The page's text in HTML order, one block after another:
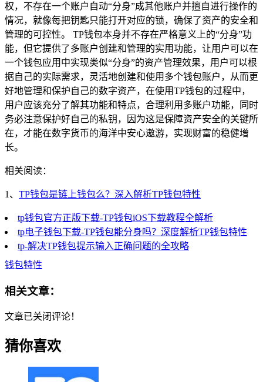
权，不存在一个账户自动“分身”成其他账户并擅自进行操作的
情况，就像每把钥匙只能打开对应的锁，确保了资产的安全和
管理的可控性。 TP钱包本身并不存在严格意义上的“分身”功
能，但它提供了多账户创建和管理的实用功能，让用户可以在
一个钱包应用中实现类似“分身”的资产管理效果，用户可以根
据自己的实际需求，灵活地创建和使用多个钱包账户，从而更
好地管理和保护自己的数字资产，在使用TP钱包的过程中，
用户应该充分了解其功能和特点，合理利用多账户功能，同时
务必注意保护好自己的私钥，因为这是保障资产安全的关键所
在，才能在数字货币的海洋中安心遨游，实现财富的稳健增
长。
相关阅读：
1、 TP钱包是链上钱包么？深入解析TP钱包特性
tp钱包官方正版下载-TP钱包iOS下载教程全解析
tp电子钱包下载-TP钱包能分身吗？深度解析TP钱包特性
tp-解决TP钱包提示输入正确问题的全攻略
钱包特性
相关文章：
文章已关闭评论！
猜你喜欢